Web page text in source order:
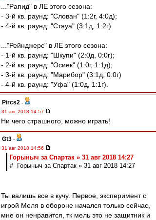
..."Рапид" в ЛЕ этого сезона:
- 3-й кв. раунд: "Слован" (1:2г, 4:0д);
- 4-й кв. раунд: "Стяуа" (3:1д, 1:2г).
..."Рейнджерс" в ЛЕ этого сезона:
- 1-й кв. раунд: "Шкупи" (2:0д, 0:0г);
- 2-й кв. раунд: "Осиек" (1:0г, 1:1д);
- 3-й кв. раунд: "Марибор" (3:1д, 0:0г)
- 4-й кв. раунд: "Уфа" (1:0д, 1:1г).
Pircs2 -
31 авг 2018 14:57
Ни чего страшного, можно играть!
Gt3 -
31 авг 2018 14:56
Горыныч за Спартак » 31 авг 2018 14:27
# Горыныч за Спартак » 31 авг 2018 14:27
Ты валишь все в кучу. Первое, эксперимент с
игрой Меля в обороне начался только сейчас,
мне он ненравится, тк мель это не защитник и